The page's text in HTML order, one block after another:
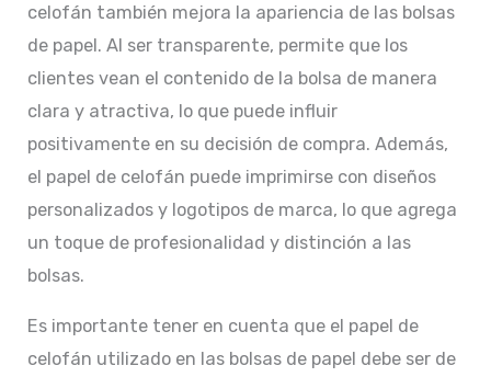
celofán también mejora la apariencia de las bolsas
de papel. Al ser transparente, permite que los
clientes vean el contenido de la bolsa de manera
clara y atractiva, lo que puede influir
positivamente en su decisión de compra. Además,
el papel de celofán puede imprimirse con diseños
personalizados y logotipos de marca, lo que agrega
un toque de profesionalidad y distinción a las
bolsas.
Es importante tener en cuenta que el papel de
celofán utilizado en las bolsas de papel debe ser de